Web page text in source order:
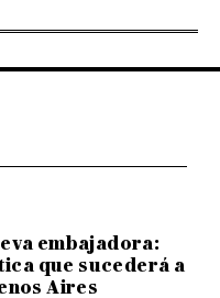
embajadora:
que sucederá a
Aires